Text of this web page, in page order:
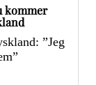
kommer